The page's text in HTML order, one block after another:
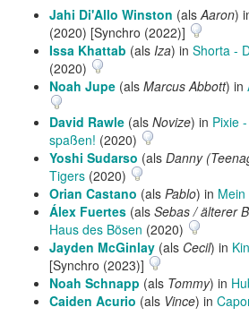
Jahi Di'Allo Winston (alsAaron)
(2020) [Synchro (2022)]
Issa Khattab (als Iza) in Shorta -
(2020)
Noah Jupe (als Marcus Abbott) in
David Rawle (als Novize) in Pixie
spaßen! (2020)
Yoshi Sudarso (als Danny
Tigers (2020)
Orian Castano (als Pablo) in
Álex Fuertes (als Sebas / älterer
Haus des Bösen (2020)
Jayden McGinlay (als Cecil) in
[Synchro (2023)]
Noah Schnapp (als Tommy) in
Caiden Acurio (als Vince) in